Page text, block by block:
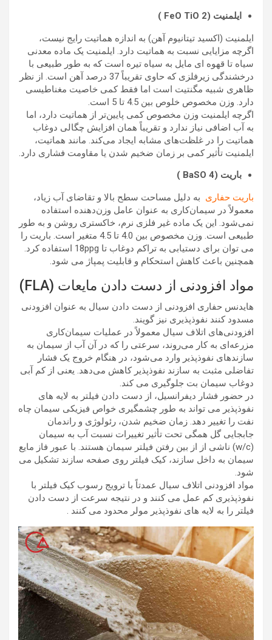
ایلمنیت (FeO TiO 2 )
ایلمنیت (اکسید تیتانیوم آهن) به اندازه هماتیت رایج نیست،
اگرچه مزایایی نسبت به هماتیت دارد. ایلمنیت یک ماده معدنی
سیاه تا قهوه ای مایل به سیاه تیره است که به طور طبیعی با
درخشندگی زیرفلزی که حاوی تقریباً 37 درصد آهن است. از نظر
ظاهری شبیه مگنتیت است اما فقط کمی خاصیت مغناطیسی
دارد. وزن مخصوص خلوص بین 4.5 تا 5 است.
اگرچه ایلمنیت وزن مخصوص کمی پایین‌تر از هماتیت دارد، اما
به آب اضافی نیاز ندارد و تقریباً همان افزایش چگالی دوغاب
هماتیت را در غلظت‌های مشابه ایجاد می‌کند. مانند هماتیت،
ایلمنیت تأثیر کمی بر زمان ضخیم شدن یا مقاومت فشاری دارد.
باریت (BaSO 4 )
باریت حفاری به دلیل مساحت سطح بالا و تقاضای آب زیاد،
معمولاً در سیمان‌کاری به عنوان عامل وزن‌دهنده استفاده
نمی‌شود. این یک ماده غیر فلزی نرم، خاکستری روشن و به طور
طبیعی است. وزن مخصوص بین 4.0 تا 4.5 متغیر است. باریت را
می توان برای دستیابی به تراکم دوغاب تا 18ppg استفاده کرد.
همچنین باعث کاهش استحکام و قابلیت پمپاژ می شود.
مواد افزودنی از دست دادن مایعات (FLA)
هایدنس حفاری افزودنی از دست دادن سیال به عنوان افزودنی
مسدود کنند نفوذپذیری نیز گویند.
افزودنی‌های اتلاف سیال معمولاً در عملیات سیمان‌کاری
مزرعه‌ای به کار می‌روند، سرعتی را که در آن آب از سیمان به
سازندهای نفوذپذیر وارد می‌شود، در هنگام خروج یک فشار
تفاضلی مثبت به سازند نفوذپذیر کاهش می‌دهد. یعنی از کم آبی
دوغاب سیمان بت جلوگیری می کند.
در حضور فشار دیفرانسیل، از دست دادن فیلتر به لایه های
نفوذپذیر می تواند به طور چشمگیری خواص فیزیکی سیمان چاه
نفت را تغییر دهد. زمان ضخیم شدن، رئولوژی و راندمان
جابجایی گل همگی تحت تأثیر تغییرات نسبت آب به سیمان
(w/c) ناشی از از بین رفتن فیلتر سیمان هستند. با عبور فاز مایع
سیمان به داخل سازند، کیک فیلتر روی صفحه سازند تشکیل می
شود.
مواد افزودنی اتلاف سیال عمدتاً با ترویج رسوب کیک فیلتر با
نفوذپذیری کم عمل می کنند و در نتیجه سرعت از دست دادن
فیلتر را به لایه های نفوذپذیر مولر محدود می کنند .